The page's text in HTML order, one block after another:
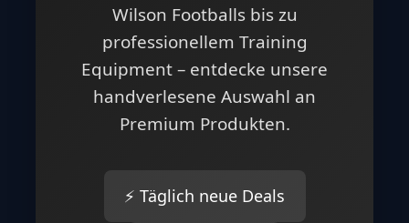
Wilson Footballs bis zu
professionellem Training
Equipment – entdecke unsere
handverlesene Auswahl an
Premium Produkten.
⚡ Täglich neue Deals